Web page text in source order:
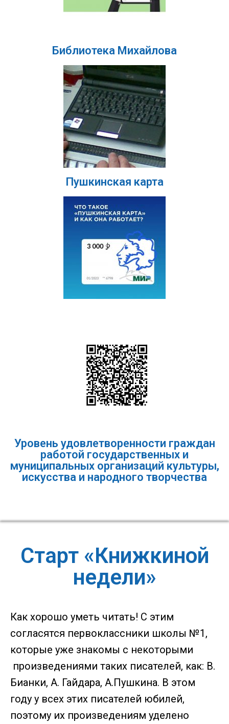
Библиотека Михайлова
Пушкинская карта
Уровень удовлетворенности граждан
работой государственных и
муниципальных организаций культуры,
искусства и народного творчества
Старт «Книжкиной
недели»
Как хорошо уметь читать! С этим
согласятся первоклассники школы №1,
которые уже знакомы с некоторыми
произведениями таких писателей, как: В.
Бианки, А. Гайдара, А.Пушкина. В этом
году у всех этих писателей юбилей,
поэтому их произведениям уделено